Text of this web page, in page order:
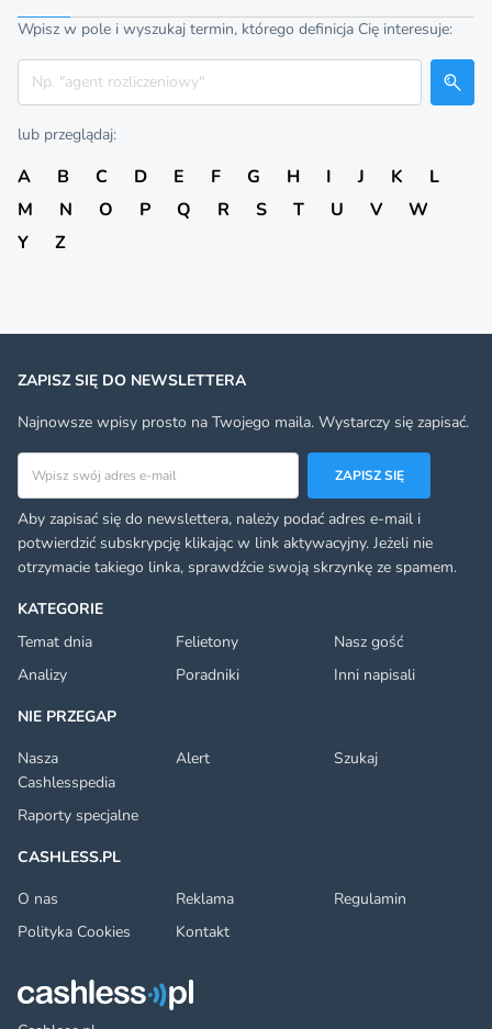
Wpisz w pole i wyszukaj termin, którego definicja Cię interesuje:
Szukaj
lub przeglądaj:
A B C D E F G H I J K
L
M
N O P Q R S T U V
W
Y
Z
KATEGORIE
Temat dnia
Felietony
Nasz gość
Analizy
Poradniki
Inni napisali
NIE PRZEGAP
Nasza
Cashlesspedia
Alert Szukaj
Raporty specjalne
CASHLESS.PL
O nas
Reklama
Regulamin
Polityka Cookies
Kontakt
ZAPISZ SIĘ DO NEWSLETTERA
Najnowsze wpisy prosto na Twojego maila. Wystarczy się zapisać.
ZAPISZ SIĘ
Aby zapisać się do newslettera, należy podać adres e-mail i
potwierdzić subskrypcję klikając w link aktywacyjny. Jeżeli nie
otrzymacie takiego linka, sprawdźcie swoją skrzynkę ze spamem.